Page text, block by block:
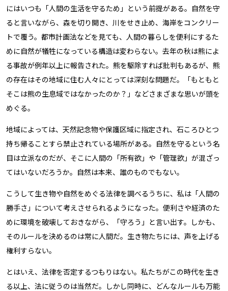
にはいつも「人間の生活を守るため」という前提がある。自然を守
ると言いながら、森を切り開き、川をせき止め、海岸をコンクリー
トで覆う。都市計画法などを見ても、人間の暮らしを便利にするた
めに自然が犠牲になっている構造は変わらない。去年の秋は熊によ
る事故が例年以上に報告された。熊を駆除すれば批判もあるが、熊
の存在はその地域に住む人々にとっては深刻な問題だ。「もともと
そこは熊の生息域ではなかったのか？」などさまざまな思いが頭を
めぐる。
地域によっては、天然記念物や保護区域に指定され、石ころひとつ
持ち帰ることすら禁止されている場所がある。自然を守るという名
目は立派なのだが、そこに人間の「所有欲」や「管理欲」が混ざっ
てはいないだろうか。自然は本来、誰のものでもない。
こうして生き物や自然をめぐる法律を調べるうちに、私は「人間の
勝手さ」について考えさせられるようになった。便利さや経済のた
めに環境を破壊しておきながら、「守ろう」と言い出す。しかも、
そのルールを決めるのは常に人間だ。生き物たちには、声を上げる
権利すらない。
とはいえ、法律を否定するつもりはない。私たちがこの時代を生き
る以上、法に従うのは当然だ。しかし同時に、どんなルールも万能